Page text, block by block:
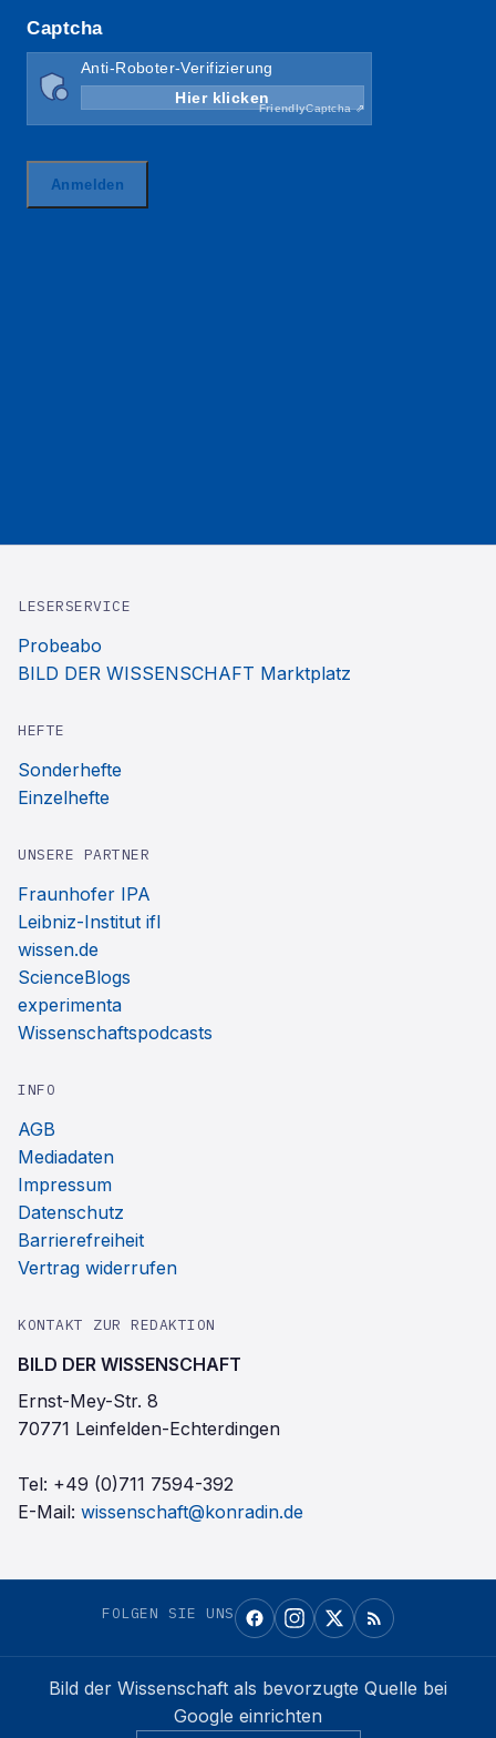
LESERSERVICE
Probeabo
BILD DER WISSENSCHAFT Marktplatz
HEFTE
Sonderhefte
Einzelhefte
UNSERE PARTNER
Fraunhofer IPA
Leibniz-Institut ifl
wissen.de
ScienceBlogs
experimenta
Wissenschaftspodcasts
INFO
AGB
Mediadaten
Impressum
Datenschutz
Barrierefreiheit
Vertrag widerrufen
KONTAKT ZUR REDAKTION
BILD DER WISSENSCHAFT
Ernst-Mey-Str. 8
70771 Leinfelden-Echterdingen
Tel: +49 (0)711 7594-392
E-Mail: wissenschaft@konradin.de
FOLGEN SIE UNS
Bild der Wissenschaft als bevorzugte Quelle bei
Google einrichten